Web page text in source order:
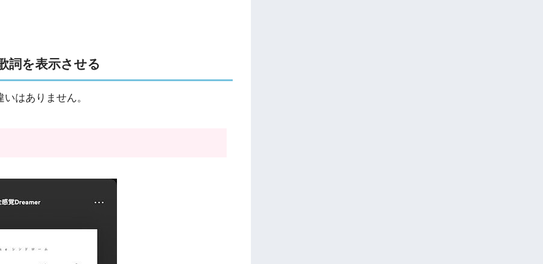
詞を表示させる
はありません。